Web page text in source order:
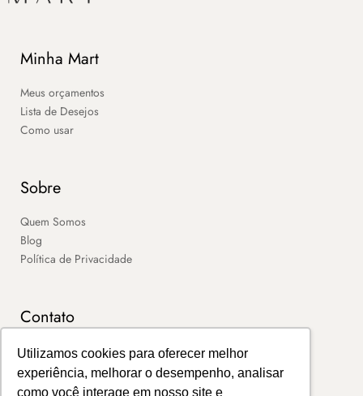
Utilizamos cookies para oferecer melhor
experiência, melhorar o desempenho, analisar
como você interage em nosso site e
Minha Mart
Meus orçamentos
Lista de Desejos
Como usar
Sobre
Quem Somos
Blog
Política de Privacidade
Contato
SAC
Contato
Portal de Boletos